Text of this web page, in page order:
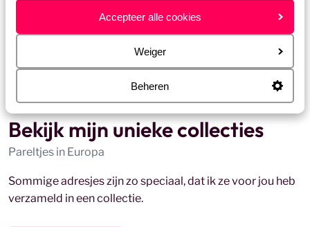
Accepteer alle cookies
Weiger
Beheren
Bekijk mijn unieke collecties
Pareltjes in Europa
Sommige adresjes zijn zo speciaal, dat ik ze voor jou heb
verzameld in een collectie.